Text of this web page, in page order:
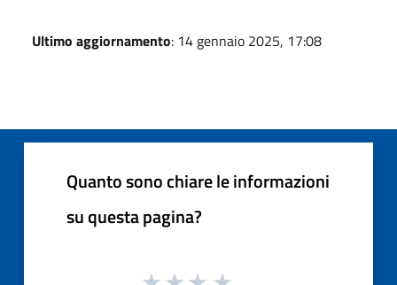
Ultimo aggiornamento: 14 gennaio 2025, 17:08
Quanto sono chiare le informazioni
su questa pagina?